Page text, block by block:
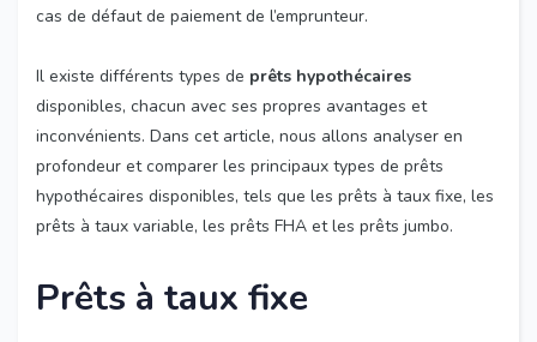
cas de défaut de paiement de l’emprunteur.
Il existe différents types de prêts hypothécaires
disponibles, chacun avec ses propres avantages et
inconvénients. Dans cet article, nous allons analyser en
profondeur et comparer les principaux types de prêts
hypothécaires disponibles, tels que les prêts à taux fixe, les
prêts à taux variable, les prêts FHA et les prêts jumbo.
Prêts à taux fixe